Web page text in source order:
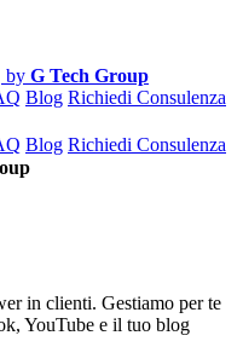
by G Tech Group
Blog Richiedi Consulenza
Blog Richiedi Consulenza
in clienti. Gestiamo per te
YouTube e il tuo blog